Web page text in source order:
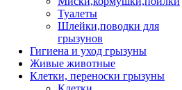
Туалеты
Шлейки,поводки для
грызунов
Гигиена и уход грызуны
Живые животные
Клетки, переноски грызуны